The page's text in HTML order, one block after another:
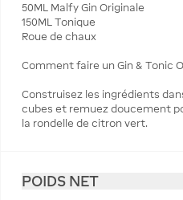
50ML Malfy Gin Originale
150ML Tonique
Roue de chaux
Comment faire un Gin & Tonic
Construisez les ingrédients
cubes et remuez doucement
la rondelle de citron vert.
POIDS NET